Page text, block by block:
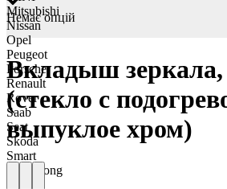
Mitsubishi
Nissan
Opel
Peugeot
Porsche
Renault
Rover
Saab
Seat
Skoda
Smart
Ssangyong
Немає опцій
Вкладыш
(стекло с
выпуклое хром)